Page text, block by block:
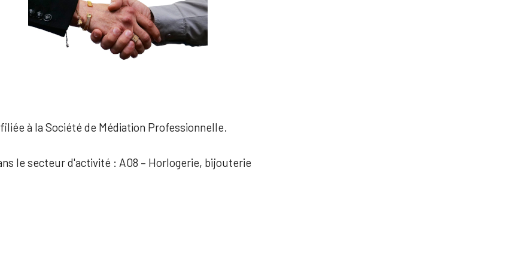
à la Société de Médiation Professionnelle.
le secteur d'activité : A08 – Horlogerie, bijouterie